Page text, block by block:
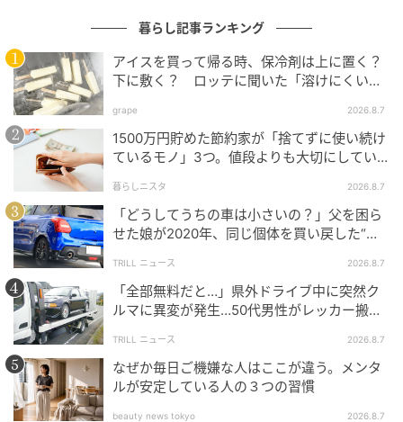
マイナビウーマン
外出中や家でもUSB充電（Type-C）ができるので、バ
ッテリー切れの心配もありません。
◇バッテリー残量と風量が一目でわかる「数値表示」
暮らし記事ランキング
アイスを買って帰る時、保冷剤は上に置く？
下に敷く？ ロッテに聞いた「溶けにくい持
grape 2026.8.7
1500万円貯めた節約家が「捨てずに使い続け
ているモノ」3つ。値段よりも大切にしてい
暮らしニスタ 2026.8.7
「どうしてうちの車は小さいの？」父を困ら
せた娘が2020年、同じ個体を買い戻した“意
TRILL ニュース 2026.8.7
「全部無料だと…」県外ドライブ中に突然ク
ルマに異変が発生…50代男性がレッカー搬送
TRILL ニュース 2026.8.7
なぜか毎日ご機嫌な人はここが違う。メンタ
ルが安定している人の３つの習慣
beauty news tokyo 2026.8.7